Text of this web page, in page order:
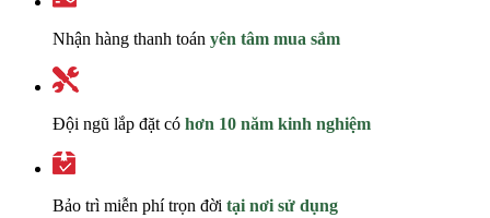
Nhận hàng thanh toán yên tâm mua sắm
Đội ngũ lắp đặt có hơn 10 năm kinh nghiệm
Bảo trì miễn phí trọn đời tại nơi sử dụng